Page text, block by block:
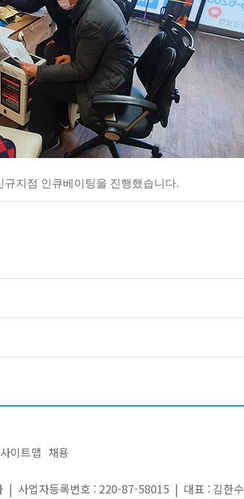
규지점 인큐베이팅을 진행했습니다.
사이트맵 채용
| 사업자등록번호 : 220-87-58015 | 대표 : 김한수